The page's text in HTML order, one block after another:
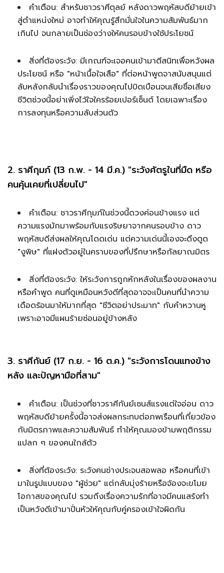
คำเตือน: สำหรับชาวราศีตุลย์ หลังดาวพฤหัสบดีย้ายเข้า
สู่ตำแหน่งใหม่ อาจทำให้คุณรู้สึกมั่นใจในความสัมพันธ์มาก
เกินไป จนกลายเป็นช่องว่างให้คนรอบข้างใช้ประโยชน์
สิ่งที่ต้องระวัง: มีเกณฑ์จะเจอคนเข้ามาตีสนิทเพื่อหวังผล
ประโยชน์ หรือ "หน้าเนื้อใจเสือ" ที่ต่อหน้าพูดจาสนับสนุนแต่
ลับหลังกลับนำเรื่องราวของคุณไปบิดเบือนจนเสียชื่อเสียง
ชีวิตช่วงนี้อย่าเพิ่งไว้ใจใครร้อยเปอร์เซ็นต์ โดยเฉพาะเรื่อง
การลงทุนหรือความลับส่วนตัว
2. ราศีกุมภ์ (13 ก.พ. - 14 มี.ค.) "ระวังศัตรูในที่มืด หรือ
คนคุ้นเคยที่เปลี่ยนไป"
คำเตือน: ชาวราศีกุมภ์ในช่วงนี้ดวงค่อนข้างแรง แต่
ความแรงมักมาพร้อมกับแรงริษยาจากคนรอบข้าง ดาว
พฤหัสบดีส่งผลให้คุณโดดเด่น แต่ความเด่นนี้เองจะดึงดูด
"งูพิษ" ที่แฝงตัวอยู่ในคราบของที่ปรึกษาหรือกัลยาณมิตร
สิ่งที่ต้องระวัง: ให้ระวังการถูกหักหลังในเรื่องของผลงาน
หรือคำพูด คนที่ดูเหมือนหวังดีที่สุดอาจจะเป็นคนที่นำความ
เดือดร้อนมาให้มากที่สุด "ชีวิตอย่าประมาท" กับคำหวานหู
เพราะอาจมีแผนร้ายซ่อนอยู่ข้างหลัง
3. ราศีกันย์ (17 ก.ย. - 16 ต.ค.) "ระวังการโดนแทงข้าง
หลัง และปัญหามือที่สาม"
คำเตือน: เป็นช่วงที่ชาวราศีกันย์เซนส์แรงแต่ใจอ่อน ดาว
พฤหัสบดีย้ายครั้งนี้อาจส่งผลกระทบต่อภพเรือนที่เกี่ยวข้อง
กับมิตรภาพและความสัมพันธ์ ทำให้คุณมองข้ามพฤติกรรม
แปลก ๆ ของคนใกล้ตัว
สิ่งที่ต้องระวัง: ระวังคนช่างประจบสอพลอ หรือคนที่เข้า
มาในรูปแบบของ "ผู้ช่วย" แต่กลับมุ่งร้ายหรือจ้องจะขโมย
โอกาสของคุณไป รวมถึงเรื่องความรักที่อาจมีคนแสร้งทำ
เป็นหวังดีเข้ามาปั่นหัวให้คุณกับคู่ครองเข้าใจผิดกัน